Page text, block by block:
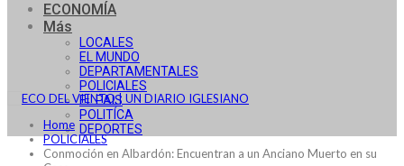
ECONOMÍA
Más
LOCALES
EL MUNDO
DEPARTAMENTALES
POLICIALES
EL PAIS
POLITÍCA
DEPORTES
Home
POLICIALES
Conmoción en Albardón: Encuentran a un Anciano Muerto en su